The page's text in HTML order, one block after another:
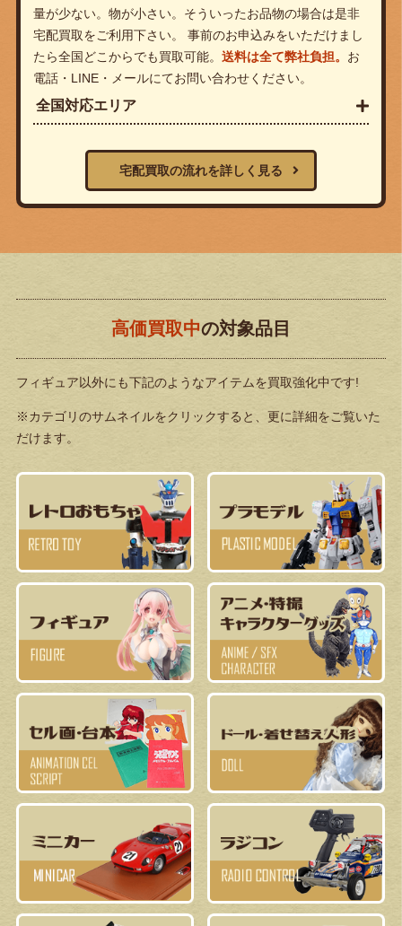
量が少ない。物が小さい。そういったお品物の場合は是非
宅配買取をご利用下さい。 事前のお申込みをいただけまし
たら全国どこからでも買取可能。 送料は全て弊社負担。 お
電話・LINE・メールにてお問い合わせください。
全国対応エリア
宅配買取の流れを詳しく見る
高価買取中の対象品目
フィギュア以外にも下記のようなアイテムを買取強化中です!
※カテゴリのサムネイルをクリックすると、更に詳細をご覧いた
だけます。